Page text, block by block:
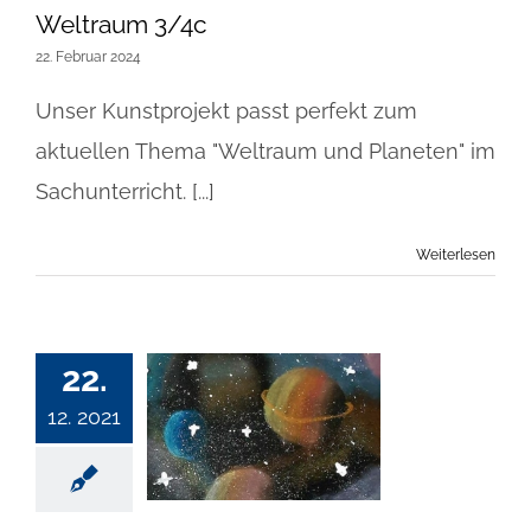
Weltraum 3/4c
22. Februar 2024
Unser Kunstprojekt passt perfekt zum
aktuellen Thema "Weltraum und Planeten" im
Sachunterricht. [...]
Weiterlesen
22.
12. 2021
Fantasieplaneten
der 3/4D